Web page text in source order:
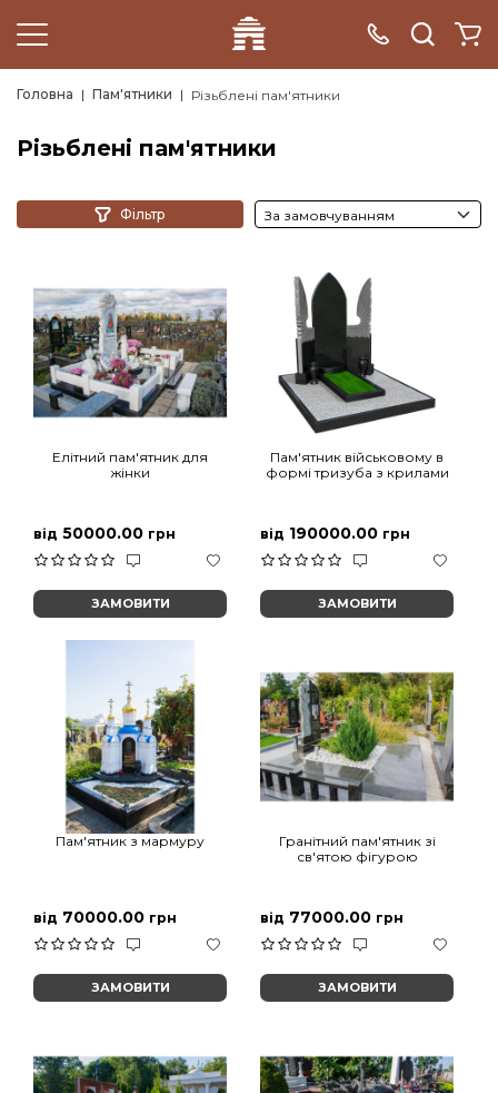
Головна Пам'ятники Різьблені пам'ятники
Різьблені пам'ятники
Фільтр
Елітний пам'ятник для
жінки
від 50000.00 грн
ЗАМОВИТИ
Пам'ятник військовому в
формі тризуба з крилами
від 190000.00 грн
ЗАМОВИТИ
Пам'ятник з мармуру
від 70000.00 грн
ЗАМОВИТИ
Гранітний пам'ятник зі
св'ятою фігурою
від 77000.00 грн
ЗАМОВИТИ